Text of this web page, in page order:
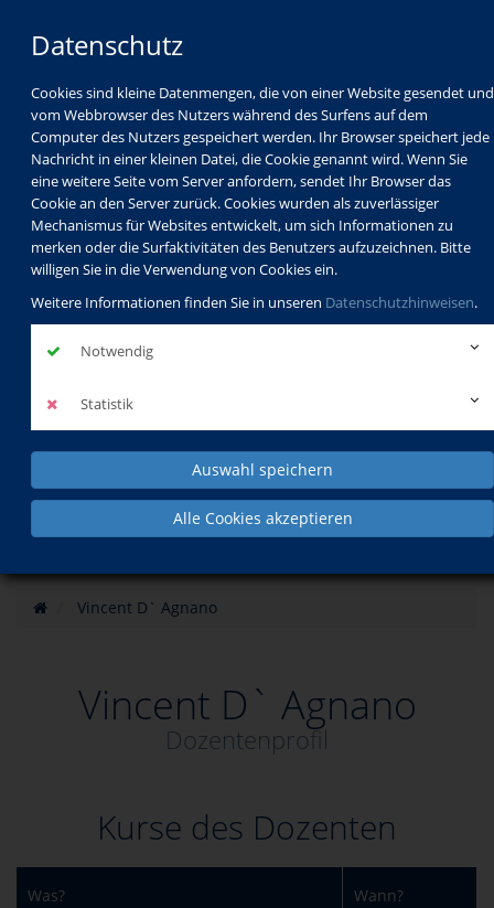
Datenschutz
Cookies sind kleine Datenmengen, die von einer Website gesendet und
vom Webbrowser des Nutzers während des Surfens auf dem
Computer des Nutzers gespeichert werden. Ihr Browser speichert jede
Nachricht in einer kleinen Datei, die Cookie genannt wird. Wenn Sie
eine weitere Seite vom Server anfordern, sendet Ihr Browser das
Cookie an den Server zurück. Cookies wurden als zuverlässiger
Mechanismus für Websites entwickelt, um sich Informationen zu
merken oder die Surfaktivitäten des Benutzers aufzuzeichnen. Bitte
willigen Sie in die Verwendung von Cookies ein.
Weitere Informationen finden Sie in unseren Datenschutzhinweisen.
Notwendig
Statistik
Auswahl speichern
Alle Cookies akzeptieren
Programm
Schulabschlüsse
Schulkindbetreuung
Service
Vincent D` Agnano
Vincent D` Agnano
Dozentenprofil
Kurse des Dozenten
Was? Wann?